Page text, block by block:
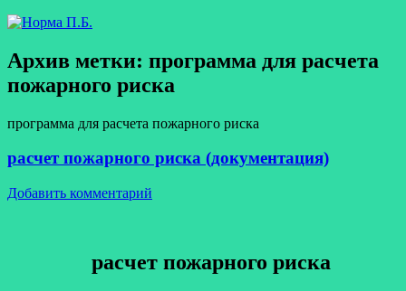
Архив метки: программа для расчета
пожарного риска
программа для расчета пожарного риска
расчет пожарного риска (документация)
Добавить комментарий
расчет пожарного риска